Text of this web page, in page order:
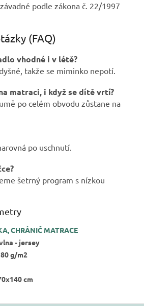
podle zákona č. 22/1997
(FAQ)
vhodné i v létě?
takže se miminko nepotí.
matraci, i když se dítě vrtí?
po celém obvodu zůstane na
po uschnutí.
šetrný program s nízkou
CHRÁNIČ MATRACE
- jersey
g/m2
cm